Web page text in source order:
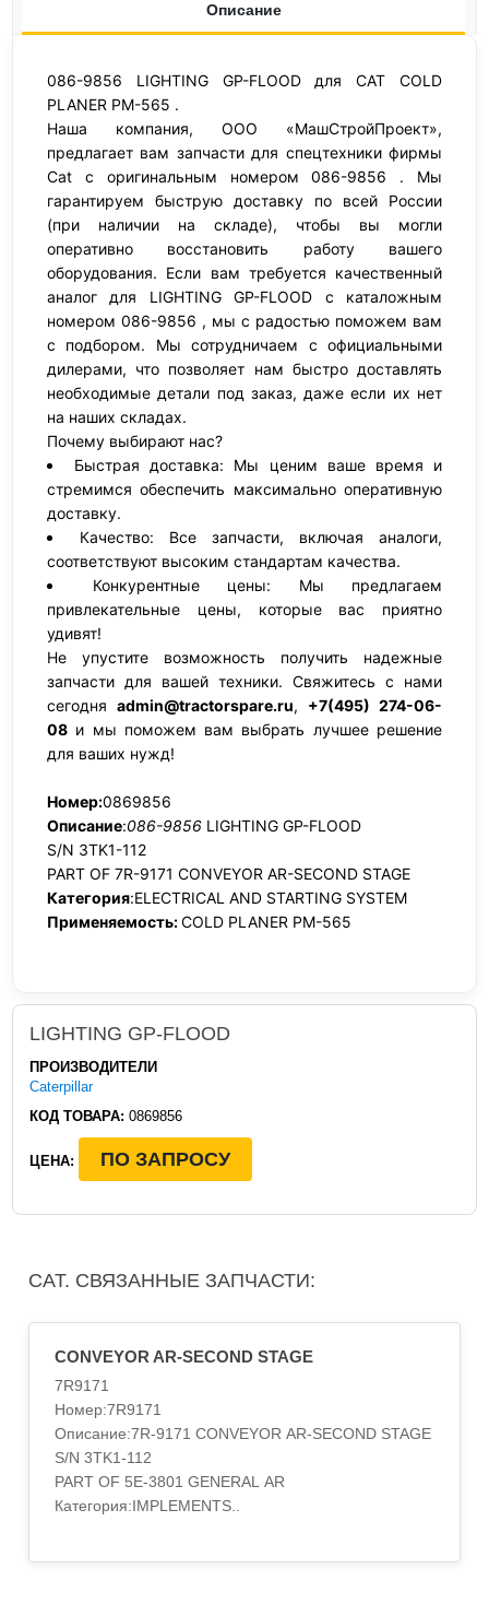
Описание
086-9856 LIGHTING GP-FLOOD для CAT COLD
PLANER PM-565 .
Наша компания, ООО «МашСтройПроект»,
предлагает вам запчасти для спецтехники фирмы
Cat с оригинальным номером 086-9856 . Мы
гарантируем быструю доставку по всей России
(при наличии на складе), чтобы вы могли
оперативно восстановить работу вашего
оборудования. Если вам требуется качественный
аналог для LIGHTING GP-FLOOD с каталожным
номером 086-9856 , мы с радостью поможем вам
с подбором. Мы сотрудничаем с официальными
дилерами, что позволяет нам быстро доставлять
необходимые детали под заказ, даже если их нет
на наших складах.
Почему выбирают нас?
Быстрая доставка: Мы ценим ваше время и
стремимся обеспечить максимально оперативную
доставку.
Качество: Все запчасти, включая аналоги,
соответствуют высоким стандартам качества.
Конкурентные цены: Мы предлагаем
привлекательные цены, которые вас приятно
удивят!
Не упустите возможность получить надежные
запчасти для вашей техники. Свяжитесь с нами
сегодня admin@tractorspare.ru, +7(495) 274-06-
08 и мы поможем вам выбрать лучшее решение
для ваших нужд!
Номер:0869856
Описание:086-9856 LIGHTING GP-FLOOD
S/N 3TK1-112
PART OF 7R-9171 CONVEYOR AR-SECOND STAGE
Категория:ELECTRICAL AND STARTING SYSTEM
Применяемость:COLD PLANER PM-565
LIGHTING GP-FLOOD
ПРОИЗВОДИТЕЛИ
Caterpillar
КОД ТОВАРА: 0869856
ЦЕНА: ПО ЗАПРОСУ
CAT. СВЯЗАННЫЕ ЗАПЧАСТИ:
CONVEYOR AR-SECOND STAGE
7R9171
Номер:7R9171
Описание:7R-9171 CONVEYOR AR-SECOND STAGE
S/N 3TK1-112
PART OF 5E-3801 GENERAL AR
Категория:IMPLEMENTS..